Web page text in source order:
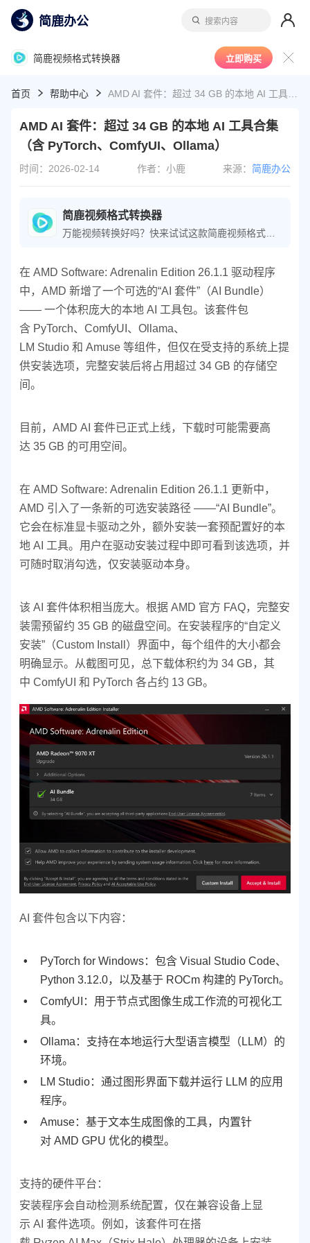
简鹿办公 搜索内容
简鹿视频格式转换器 立即购买
首页 帮助中心
AMD AI 套件：超过 34 GB 的本地 AI 工具合集
（含 PyTorch、ComfyUI、Ollama）
时间：2026-02-14 作者：小鹿 来源： 简鹿办公
简鹿视频格式转换器
在 AMD Software: Adrenalin Edition 26.1.1 驱动程序
中，AMD 新增了一个可选的“AI 套件”（AI Bundle）
—— 一个体积庞大的本地 AI 工具包。该套件包
含 PyTorch、ComfyUI、Ollama、
LM Studio 和 Amuse 等组件，但仅在受支持的系统上提
供安装选项，完整安装后将占用超过 34 GB 的存储空
间。
目前，AMD AI 套件已正式上线，下载时可能需要高
达 35 GB 的可用空间。
在 AMD Software: Adrenalin Edition 26.1.1 更新中，
AMD 引入了一条新的可选安装路径 ——“AI Bundle”。
它会在标准显卡驱动之外，额外安装一套预配置好的本
地 AI 工具。用户在驱动安装过程中即可看到该选项，并
可随时取消勾选，仅安装驱动本身。
该 AI 套件体积相当庞大。根据 AMD 官方 FAQ，完整安
装需预留约 35 GB 的磁盘空间。在安装程序的“自定义
安装”（Custom Install）界面中，每个组件的大小都会
明确显示。从截图可见，总下载体积约为 34 GB，其
中 ComfyUI 和 PyTorch 各占约 13 GB。
AI 套件包含以下内容：
PyTorch for Windows：包含 Visual Studio Code、
Python 3.12.0，以及基于 ROCm 构建的 PyTorch。
ComfyUI：用于节点式图像生成工作流的可视化工
具。
Ollama：支持在本地运行大型语言模型（LLM）的
环境。
LM Studio：通过图形界面下载并运行 LLM 的应用
程序。
Amuse：基于文本生成图像的工具，内置针
对 AMD GPU 优化的模型。
支持的硬件平台：
安装程序会自动检测系统配置，仅在兼容设备上显
示 AI 套件选项。例如，该套件可在搭